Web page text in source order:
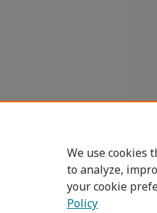
We use cookies
to analyze,
your cookie
Policy